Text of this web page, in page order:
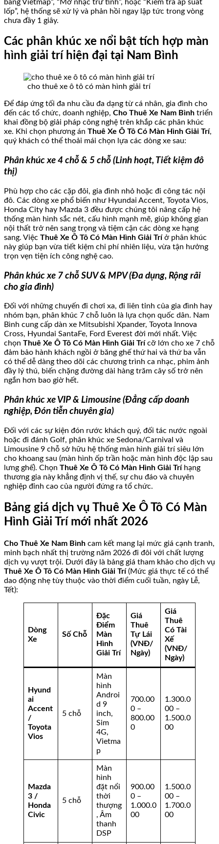
bằng Vietmap”, “Mở nhạc trữ tình”, hoặc “Kiểm tra áp suất
lốp”, hệ thống sẽ xử lý và phản hồi ngay lập tức trong vòng
chưa đầy 1 giây.
Các phân khúc xe nổi bật tích hợp màn
hình giải trí hiện đại tại Nam Bình
cho thuê xe ô tô có màn hình giải trí
Để đáp ứng tối đa nhu cầu đa dạng từ cá nhân, gia đình cho
đến các tổ chức, doanh nghiệp, Cho Thuê Xe Nam Bình triển
khai đồng bộ giải pháp công nghệ trên khắp các phân khúc
xe. Khi chọn phương án Thuê Xe Ô Tô Có Màn Hình Giải Trí,
quý khách có thể thoải mái chọn lựa các dòng xe sau:
Phân khúc xe 4 chỗ & 5 chỗ (Linh hoạt, Tiết kiệm đô
thị)
Phù hợp cho các cặp đôi, gia đình nhỏ hoặc đi công tác nội
đô. Các dòng xe phổ biến như Hyundai Accent, Toyota Vios,
Honda City hay Mazda 3 đều được chúng tôi nâng cấp hệ
thống màn hình sắc nét, cấu hình mạnh mẽ, giúp không gian
nội thất trở nên sang trọng và tiệm cận các dòng xe hạng
sang. Việc Thuê Xe Ô Tô Có Màn Hình Giải Tríở phân khúc
này giúp bạn vừa tiết kiệm chi phí nhiên liệu, vừa tận hưởng
trọn vẹn tiện ích công nghệ cao.
Phân khúc xe 7 chỗ SUV & MPV (Đa dụng, Rộng rãi
cho gia đình)
Đối với những chuyến đi chơi xa, đi liên tỉnh của gia đình hay
nhóm bạn, phân khúc 7 chỗ luôn là lựa chọn quốc dân. Nam
Bình cung cấp dàn xe Mitsubishi Xpander, Toyota Innova
Cross, Hyundai SantaFe, Ford Everest đời mới nhất. Việc
chọn Thuê Xe Ô Tô Có Màn Hình Giải Trícỡ lớn cho xe 7 chỗ
đảm bảo hành khách ngồi ở băng ghế thứ hai và thứ ba vẫn
có thể dễ dàng theo dõi các chương trình ca nhạc, phim ảnh
đầy lý thú, biến chặng đường dài hàng trăm cây số trở nên
ngắn hơn bao giờ hết.
Phân khúc xe VIP & Limousine (Đẳng cấp doanh
nghiệp, Đón tiễn chuyên gia)
Đối với các sự kiện đón rước khách quý, đối tác nước ngoài
hoặc đi đánh Golf, phân khúc xe Sedona/Carnival và
Limousine 9 chỗ sở hữu hệ thống màn hình giải trí siêu lớn
cho khoang sau (màn hình ốp trần hoặc màn hình độc lập sau
lưng ghế). Chọn Thuê Xe Ô Tô Có Màn Hình Giải Tríhạng
thương gia này khẳng định vị thế, sự chu đáo và chuyên
nghiệp đỉnh cao của người đứng ra tổ chức.
Bảng giá dịch vụ Thuê Xe Ô Tô Có Màn
Hình Giải Trí mới nhất 2026
Cho Thuê Xe Nam Bình cam kết mang lại mức giá cạnh tranh,
minh bạch nhất thị trường năm 2026 đi đôi với chất lượng
dịch vụ vượt trội. Dưới đây là bảng giá tham khảo cho dịch vụ
Thuê Xe Ô Tô Có Màn Hình Giải Trí(Mức giá thực tế có thể
dao động nhẹ tùy thuộc vào thời điểm cuối tuần, ngày Lễ,
Tết):
Dòng
Xe
Số Chỗ
Đặc
Điểm
Màn
Hình
Giải Trí
Giá
Thuê
Tự Lái
(VNĐ/
Ngày)
Giá
Thuê
Có Tài
Xế
(VNĐ/
Ngày)
Hyund
ai
Accent
/
Toyota
Vios
5 chỗ
Màn
hình
Androi
d 9
inch,
Sim
4G,
Vietma
p
700.00
0 –
800.00
0
1.300.0
00 –
1.500.0
00
Mazda
3 /
Honda
Civic
5 chỗ
Màn
hình
đặt nổi
thời
thượng
, Âm
thanh
DSP
900.00
0 –
1.000.0
00
1.500.0
00 –
1.700.0
00